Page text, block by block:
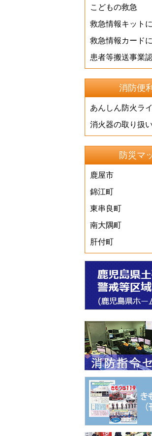
こどもの救急
救急情報キット
救急情報カード
患者等搬送事業
消防便
あんしん防火ラ
消火器の取り扱い
防災マ
鹿屋市
錦江町
東串良町
南大隅町
肝付町